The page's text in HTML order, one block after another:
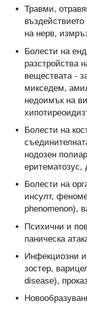
Травми,
на нерв,
Болести на
разстройства
веществата -
микседем,
недоимък на
Болести на
нодозен
еритематозус,
Болести на
инсулт,
phenomenon),
Психични и
паническа
Инфекциозни
зостер,
disease),